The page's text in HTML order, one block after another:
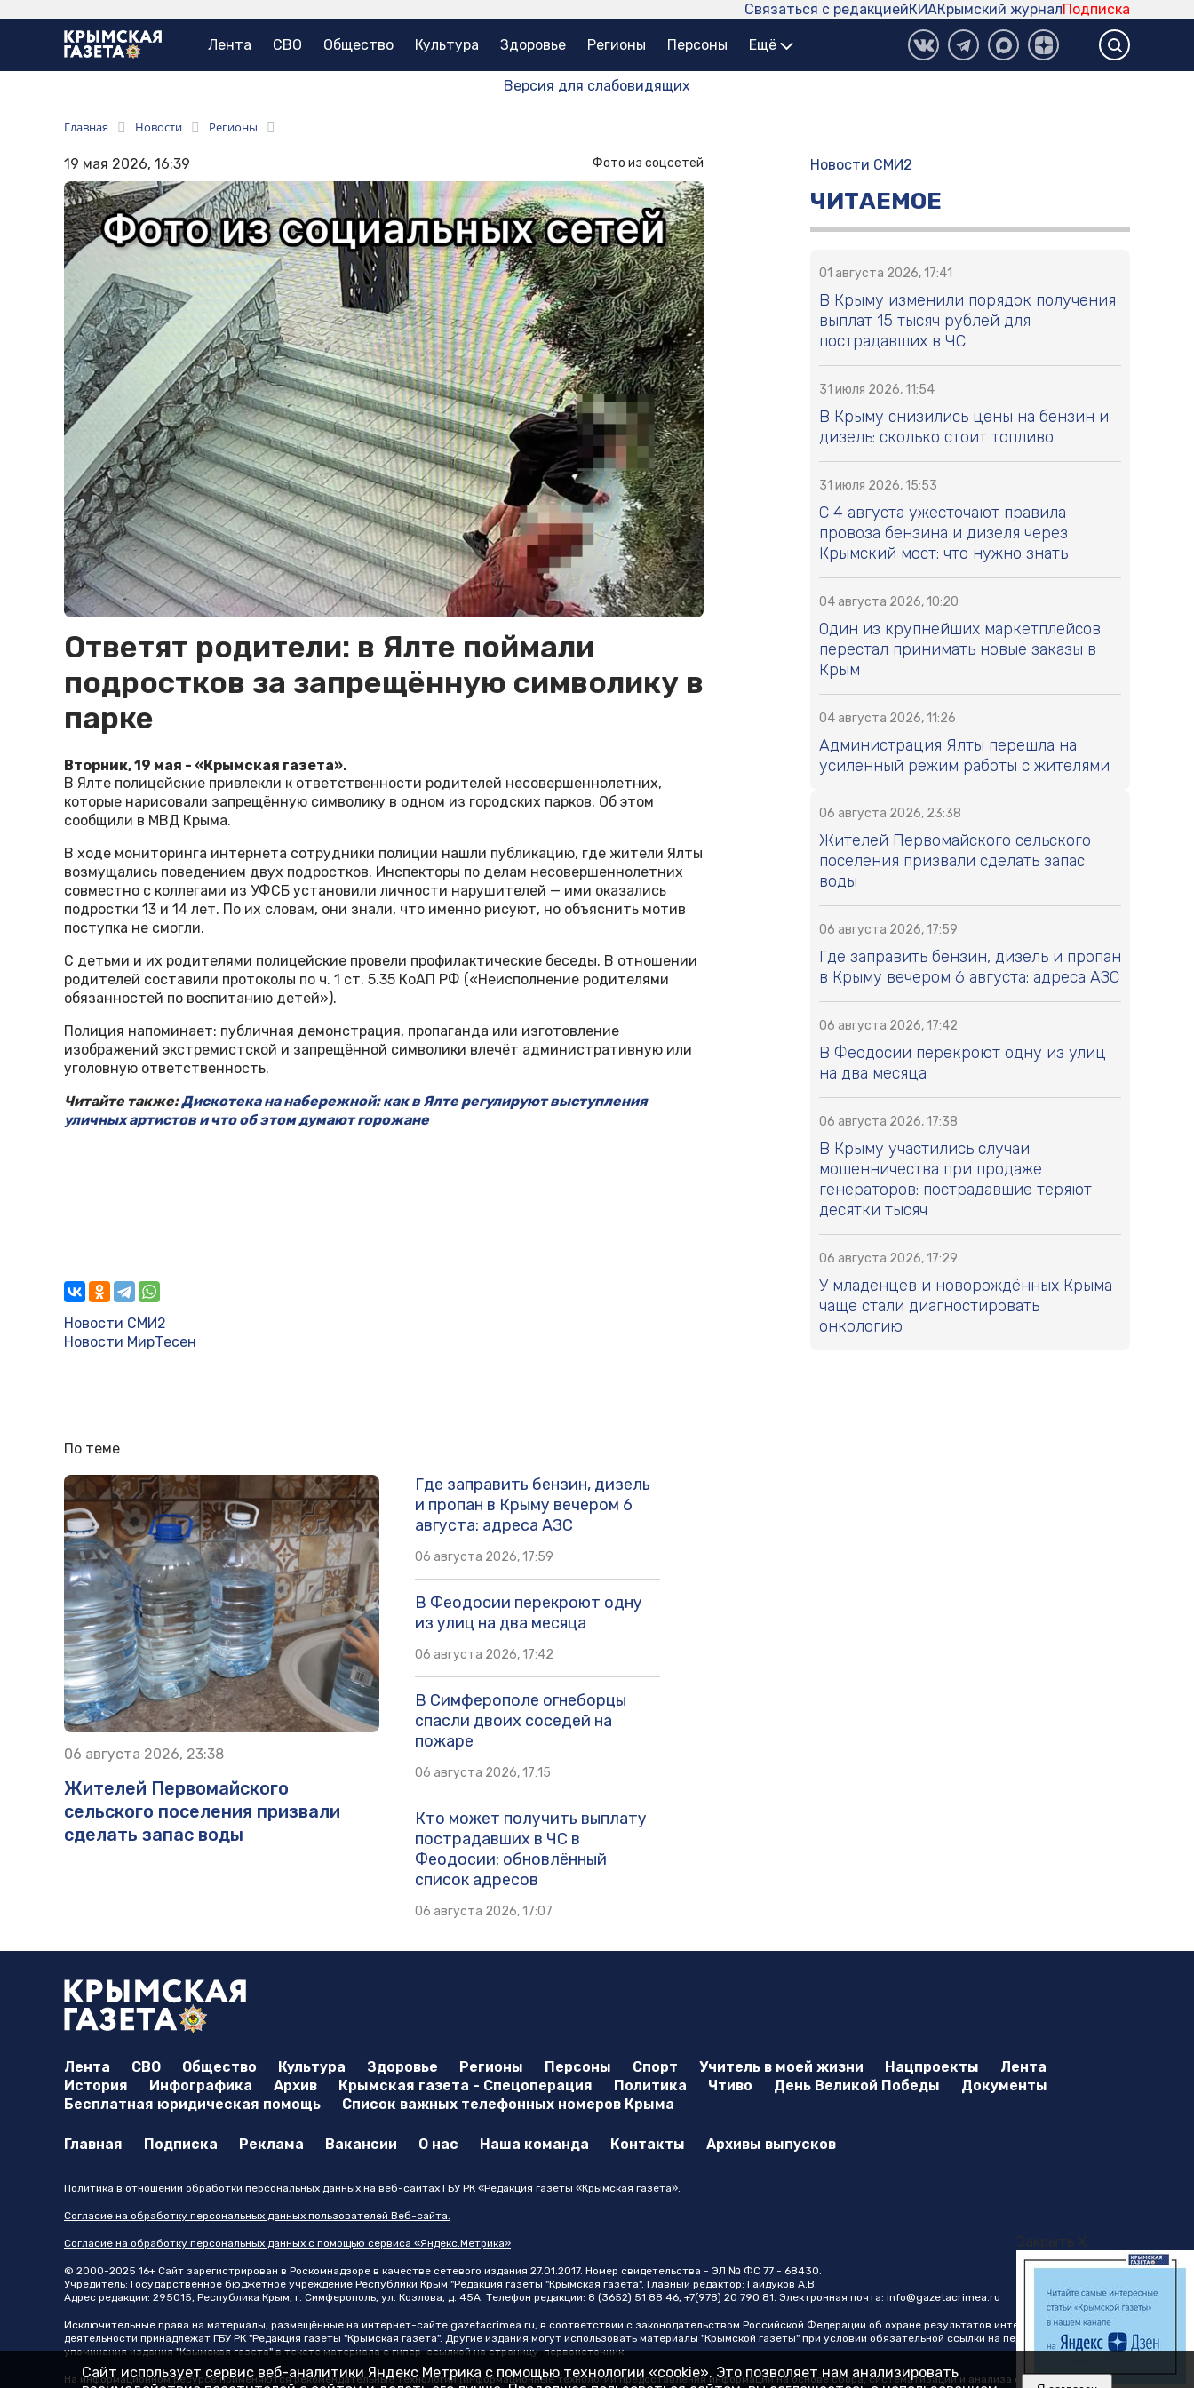
Подписка
Крымский журнал
КИА
Связаться с редакцией
Лента СВО Общество Культура Здоровье Регионы Персоны Ещё
Версия для слабовидящих
Главная Новости Регионы
19 мая 2026, 16:39 Фото из соцсетей
Ответят родители: в Ялте поймали
подростков за запрещённую символику в
парке
Вторник, 19 мая - «Крымская газета».
В Ялте полицейские привлекли к ответственности родителей несовершеннолетних,
которые нарисовали запрещённую символику в одном из городских парков. Об этом
сообщили в МВД Крыма.
В ходе мониторинга интернета сотрудники полиции нашли публикацию, где жители Ялты
возмущались поведением двух подростков. Инспекторы по делам несовершеннолетних
совместно с коллегами из УФСБ установили личности нарушителей — ими оказались
подростки 13 и 14 лет. По их словам, они знали, что именно рисуют, но объяснить мотив
поступка не смогли.
С детьми и их родителями полицейские провели профилактические беседы. В отношении
родителей составили протоколы по ч. 1 ст. 5.35 КоАП РФ («Неисполнение родителями
обязанностей по воспитанию детей»).
Полиция напоминает: публичная демонстрация, пропаганда или изготовление
изображений экстремистской и запрещённой символики влечёт административную или
уголовную ответственность.
Читайте также:Дискотека на набережной: как в Ялте регулируют выступления
уличных артистов и что об этом думают горожане
Новости СМИ2
Новости МирТесен
По теме
06 августа 2026, 23:38
Жителей Первомайского
сельского поселения призвали
сделать запас воды
Где заправить бензин, дизель
и пропан в Крыму вечером 6
августа: адреса АЗС
06 августа 2026, 17:59
В Феодосии перекроют одну
из улиц на два месяца
06 августа 2026, 17:42
В Симферополе огнеборцы
спасли двоих соседей на
пожаре
06 августа 2026, 17:15
Кто может получить выплату
пострадавших в ЧС в
Феодосии: обновлённый
список адресов
06 августа 2026, 17:07
Новости СМИ2
ЧИТАЕМОЕ
01 августа 2026, 17:41
В Крыму изменили порядок получения
выплат 15 тысяч рублей для
пострадавших в ЧС
31 июля 2026, 11:54
В Крыму снизились цены на бензин и
дизель: сколько стоит топливо
31 июля 2026, 15:53
С 4 августа ужесточают правила
провоза бензина и дизеля через
Крымский мост: что нужно знать
04 августа 2026, 10:20
Один из крупнейших маркетплейсов
перестал принимать новые заказы в
Крым
04 августа 2026, 11:26
Администрация Ялты перешла на
усиленный режим работы с жителями
06 августа 2026, 23:38
Жителей Первомайского сельского
поселения призвали сделать запас
воды
06 августа 2026, 17:59
Где заправить бензин, дизель и пропан
в Крыму вечером 6 августа: адреса АЗС
06 августа 2026, 17:42
В Феодосии перекроют одну из улиц
на два месяца
06 августа 2026, 17:38
В Крыму участились случаи
мошенничества при продаже
генераторов: пострадавшие теряют
десятки тысяч
06 августа 2026, 17:29
У младенцев и новорождённых Крыма
чаще стали диагностировать
онкологию
Закрыть X
Лента СВО Общество Культура Здоровье Регионы Персоны Спорт Учитель в моей жизни Нацпроекты
Лента
История
Инфографика Архив Крымская газета - Спецоперация Политика Чтиво День Великой Победы
Документы
Бесплатная юридическая помощь
Список важных телефонных номеров Крыма
Главная Подписка Реклама Вакансии О нас Наша команда Контакты Архивы выпусков
Политика в отношении обработки персональных данных на веб-сайтах ГБУ РК «Редакция газеты «Крымская газета».
Согласие на обработку персональных данных пользователей Веб-сайта.
Согласие на обработку персональных данных с помощью сервиса «Яндекс.Метрика»
© 2000-2025 16+ Сайт зарегистрирован в Роскомнадзоре в качестве сетевого издания 27.01.2017. Номер свидетельства - ЭЛ № ФС 77 - 68430.
Учредитель: Государственное бюджетное учреждение Республики Крым "Редакция газеты "Крымская газета". Главный редактор: Гайдуков А.В.
Адрес редакции: 295015, Республика Крым, г. Симферополь, ул. Козлова, д. 45А. Телефон редакции: 8 (3652) 51 88 46, +7(978) 20 790 81. Электронная почта: info@gazetacrimea.ru
Исключительные права на материалы, размещённые на интернет-сайте gazetacrimea.ru, в соответствии с законодательством Российской Федерации об охране результатов интеллектуальной
деятельности принадлежат ГБУ РК "Редакция газеты "Крымская газета". Другие издания могут использовать материалы "Крымской газеты" при условии обязательной ссылки на первоисточник в виде
упоминания издания "Крымская газета" в тексте материала с гипер-ссылкой на страницу-первоисточник
На информационном ресурсе применяются рекомендательные технологии (информационные технологии предоставления информации на основе сбора, систематизации и анализа сведений,
Сайт использует сервис веб-аналитики Яндекс Метрика с помощью технологии «cookie». Это позволяет нам анализировать